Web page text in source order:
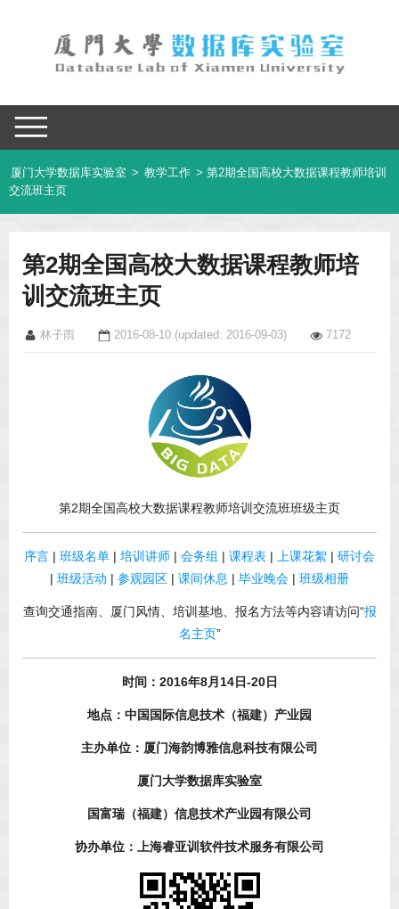
厦门大学数据库实验室 > 教学工作 > 第2期全国高校大数据课程教师培训
交流班主页
第2期全国高校大数据课程教师培
训交流班主页
林子雨 2016-08-10 (updated: 2016-09-03) 7172
第2期全国高校大数据课程教师培训交流班班级主页
序言 | 班级名单 | 培训讲师 | 会务组 | 课程表 | 上课花絮 | 研讨会
| 班级活动 | 参观园区 | 课间休息 | 毕业晚会 | 班级相册
查询交通指南、厦门风情、培训基地、报名方法等内容请访问“报
名主页”
时间：2016年8月14日-20日
地点：中国国际信息技术（福建）产业园
主办单位：厦门海韵博雅信息科技有限公司
厦门大学数据库实验室
国富瑞（福建）信息技术产业园有限公司
协办单位：上海睿亚训软件技术服务有限公司